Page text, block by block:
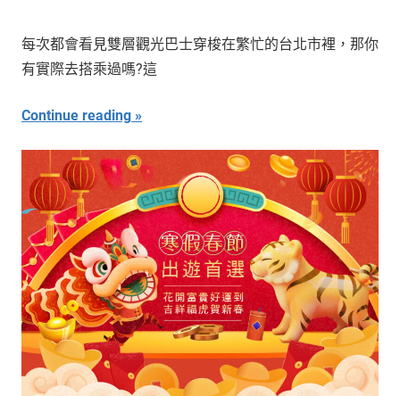
每次都會看見雙層觀光巴士穿梭在繁忙的台北市裡，那你
有實際去搭乘過嗎?這
Continue reading